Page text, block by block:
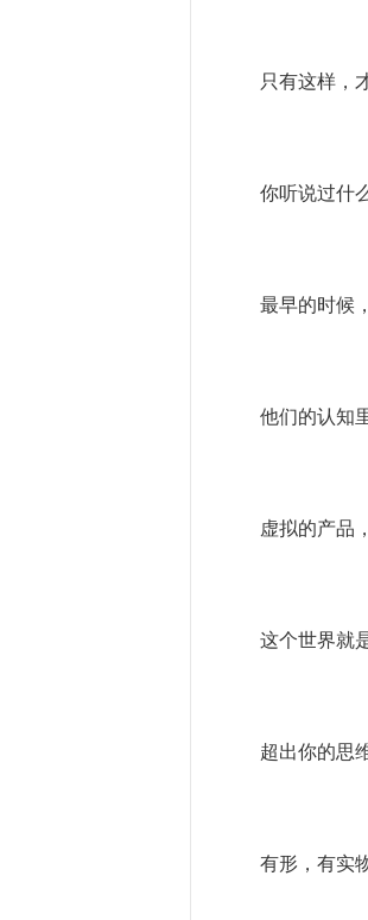
只有这样，
你听说过什
最早的时候
他们的认知
虚拟的产品
这个世界就
超出你的思
有形，有实